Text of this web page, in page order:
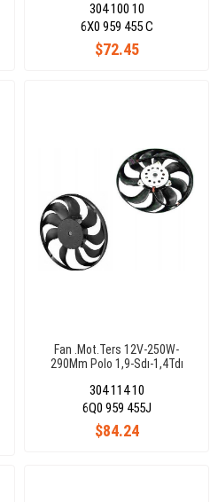
304 100 10
$72.45
6X0 959 455 C
Fan .Mot.Ters 12V-250W-
290Mm Polo 1,9-Sdı-1,4Tdı
304 114 10
$84.24
6Q0 959 455J